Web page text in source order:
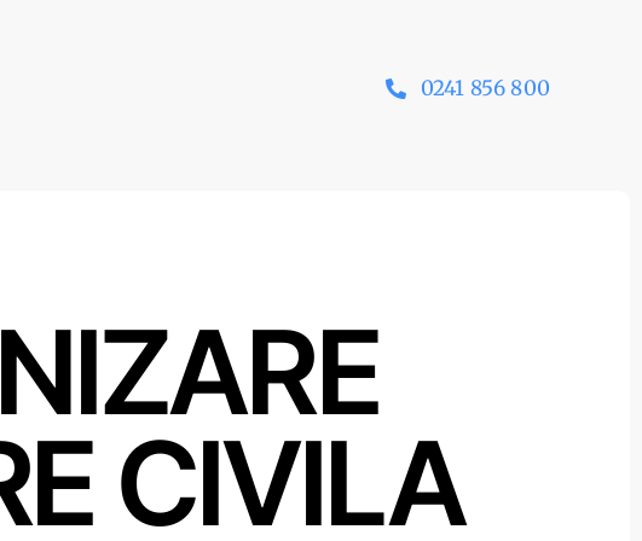
0241 856 800
CIVILA